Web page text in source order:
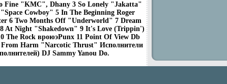
Fine "KMC", Dhany 3 So Lonely "Jakatta"
Cowboy" 5 In The Beginning Roger
6 Two Months Off "Underworld" 7 Dream
At Night "Shakedown" 9 It's Love (Trippin')
The Rock вроюэPunx 11 Point Of View Db
From Harm "Narcotic Thrust" Исполнители
DJ Sammy Yanou Do.